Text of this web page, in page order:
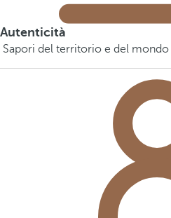
Autenticità
Sapori del territorio e del mondo